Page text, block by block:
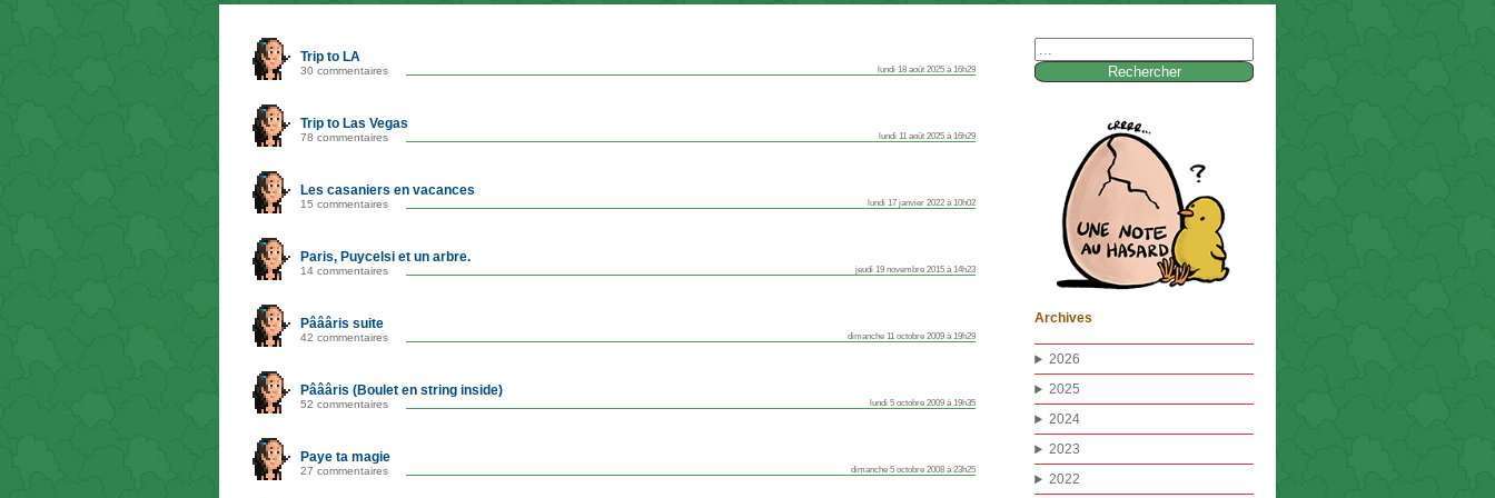
Trip to LA
30 commentaires lundi 18 août 2025 à 16h29
Trip to Las Vegas
78 commentaires lundi 11 août 2025 à 16h29
Les casaniers en vacances
15 commentaires lundi 17 janvier 2022 à 10h02
Paris, Puycelsi et un arbre.
14 commentaires jeudi 19 novembre 2015 à 14h23
Pâââris suite
42 commentaires dimanche 11 octobre 2009 à 19h29
Pâââris (Boulet en string inside)
52 commentaires lundi 5 octobre 2009 à 19h35
Paye ta magie
27 commentaires dimanche 5 octobre 2008 à 23h25
Archives
2026
2025
2024
2023
2022